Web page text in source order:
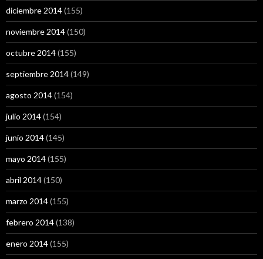
diciembre 2014(155)
noviembre 2014(150)
octubre 2014(155)
septiembre 2014(149)
agosto 2014(154)
julio 2014(154)
junio 2014(145)
mayo 2014(155)
abril 2014(150)
marzo 2014(155)
febrero 2014(138)
enero 2014(155)